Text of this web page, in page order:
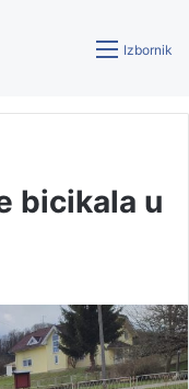
Izbornik
bicikala u